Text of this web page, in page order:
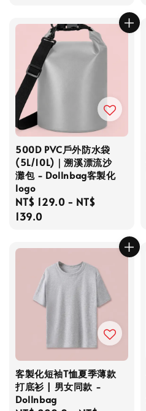
500D PVC戶外防水袋
(5L/10L)｜溯溪漂流沙
灘包 - Dollnbag客製化
logo
Regular
price
NT$ 129.0 - NT$
139.0
客製化短袖T恤夏季薄款
打底衫 | 男女同款 -
Dollnbag